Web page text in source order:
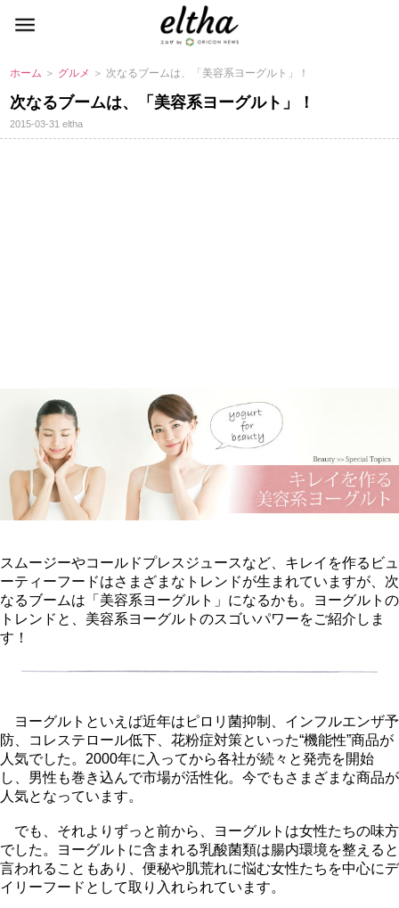
ホーム ＞ グルメ ＞ 次なるブームは、「美容系ヨーグルト」！
次なるブームは、「美容系ヨーグルト」！
2015-03-31eltha
スムージーやコールドプレスジュースなど、キレイを作るビュ
ーティーフードはさまざまなトレンドが生まれていますが、次
なるブームは「美容系ヨーグルト」になるかも。ヨーグルトの
トレンドと、美容系ヨーグルトのスゴいパワーをご紹介しま
す！
ヨーグルトといえば近年はピロリ菌抑制、インフルエンザ予
防、コレステロール低下、花粉症対策といった“機能性”商品が
人気でした。2000年に入ってから各社が続々と発売を開始
し、男性も巻き込んで市場が活性化。今でもさまざまな商品が
人気となっています。
でも、それよりずっと前から、ヨーグルトは女性たちの味方
でした。ヨーグルトに含まれる乳酸菌類は腸内環境を整えると
言われることもあり、便秘や肌荒れに悩む女性たちを中心にデ
イリーフードとして取り入れられています。